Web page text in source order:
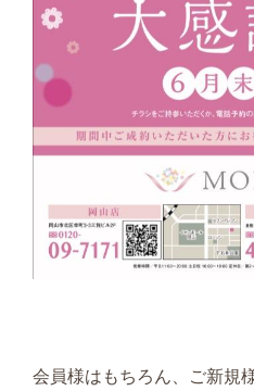
会員様はもちろん、ご新規